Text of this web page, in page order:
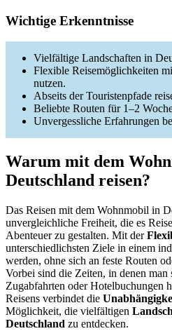
Wichtige Erkenntnisse
Vielfältige Landschaften in
Flexible Reisemöglichkeiten
nutzen.
Abseits der Touristenpfade
Beliebte Routen für 1–2
Unvergessliche Erfahrungen
Warum mit dem
Deutschland reisen?
Das Reisen mit dem Wohnmobil in
unvergleichliche Freiheit, die es
Abenteuer zu gestalten. Mit der
unterschiedlichsten Ziele in einem
werden, ohne sich an feste Routen
Vorbei sind die Zeiten, in denen
Zugabfahrten oder Hotelbuchungen
Reisens verbindet die
Möglichkeit, die vielfältigen
Deutschland zu entdecken.